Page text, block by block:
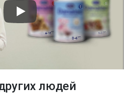
людей